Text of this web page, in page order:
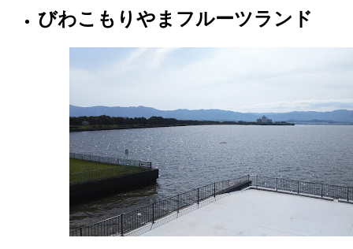
滋
びわこもりやまフルーツランド